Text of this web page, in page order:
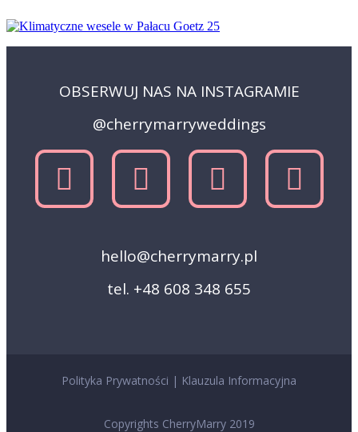
OBSERWUJ NAS NA INSTAGRAMIE
@cherrymarryweddings
hello@cherrymarry.pl
tel. +48 608 348 655
Polityka Prywatności | Klauzula Informacyjna
Copyrights CherryMarry 2019